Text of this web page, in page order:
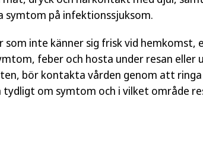
symtom på infektionssjuksom.
som inte känner sig frisk vid hemkomst,
feber och hosta under resan eller
bör kontakta vården genom att
om symtom och i vilket område